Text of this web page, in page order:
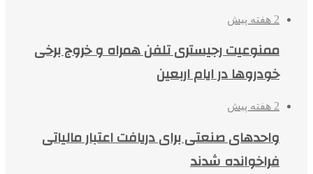
2 هفته پیش
ممنوعیت رجیستری تلفن همراه و خروج برخی
خودروها در ایام اربعین
2 هفته پیش
واحدهای صنعتی برای دریافت اعتبار مالیاتی
فراخوانده شدند